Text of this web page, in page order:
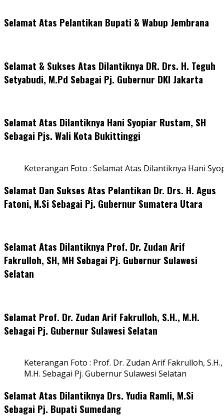
Selamat Atas Pelantikan Bupati & Wabup Jembrana
Selamat & Sukses Atas Dilantiknya DR. Drs. H. Teguh
Setyabudi, M.Pd Sebagai Pj. Gubernur DKI Jakarta
Selamat Atas Dilantiknya Hani Syopiar Rustam, SH
Sebagai Pjs. Wali Kota Bukittinggi
Keterangan Foto : Selamat Atas Dilantiknya Hani
Selamat Dan Sukses Atas Pelantikan Dr. Drs. H. Agus
Fatoni, N.Si Sebagai Pj. Gubernur Sumatera Utara
Selamat Atas Dilantiknya Prof. Dr. Zudan Arif
Fakrulloh, SH, MH Sebagai Pj. Gubernur Sulawesi
Selatan
Selamat Prof. Dr. Zudan Arif Fakrulloh, S.H., M.H.
Sebagai Pj. Gubernur Sulawesi Selatan
Keterangan Foto : Prof. Dr. Zudan Arif Fakrulloh, S.H.,
M.H. Sebagai Pj. Gubernur Sulawesi Selatan
Selamat Atas Dilantiknya Drs. Yudia Ramli, M.Si
Sebagai Pj. Bupati Sumedang